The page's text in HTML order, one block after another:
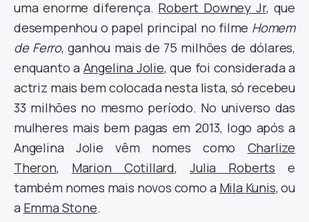
uma enorme diferença. Robert Downey Jr, que
desempenhou o papel principal no filme Homem
de Ferro, ganhou mais de 75 milhões de dólares,
enquanto a Angelina Jolie, que foi considerada a
actriz mais bem colocada nesta lista, só recebeu
33 milhões no mesmo período. No universo das
mulheres mais bem pagas em 2013, logo após a
Angelina Jolie vêm nomes como Charlize
Theron, Marion Cotillard,Julia Roberts e
também nomes mais novos como a Mila Kunis, ou
a Emma Stone.